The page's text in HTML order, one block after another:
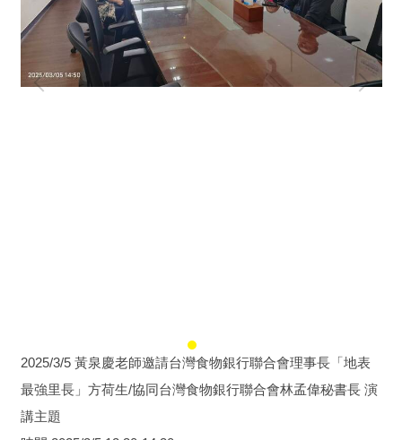
2025/3/5 黃泉慶老師邀請台灣食物銀行聯合會理事長「地表
最強里長」方荷生/協同台灣食物銀行聯合會林孟偉秘書長 演
講主題